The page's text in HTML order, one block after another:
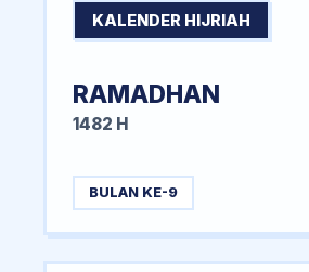
KALENDER HIJRIAH
RAMADHAN
1482 H
BULAN KE-9